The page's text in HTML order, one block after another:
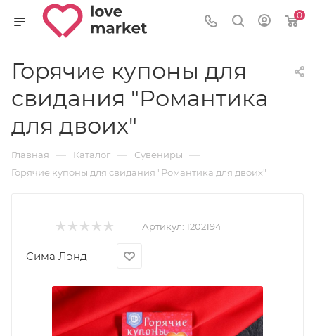
0
Горячие купоны для
свидания "Романтика
для двоих"
Главная — Каталог — Сувениры —
Горячие купоны для свидания "Романтика для двоих"
Артикул: 1202194
Сима Лэнд